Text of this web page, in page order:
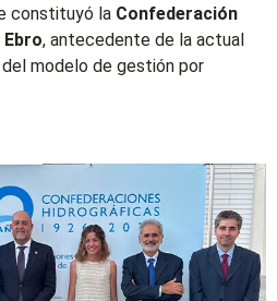
constituyó la Confederación
, antecedente de la actual
modelo de gestión por